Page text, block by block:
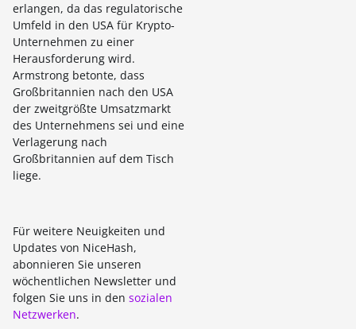
erlangen, da das regulatorische
Umfeld in den USA für Krypto-
Unternehmen zu einer
Herausforderung wird.
Armstrong betonte, dass
Großbritannien nach den USA
der zweitgrößte Umsatzmarkt
des Unternehmens sei und eine
Verlagerung nach
Großbritannien auf dem Tisch
liege.
Für weitere Neuigkeiten und
Updates von NiceHash,
abonnieren Sie unseren
wöchentlichen Newsletter und
folgen Sie uns in den sozialen
Netzwerken.